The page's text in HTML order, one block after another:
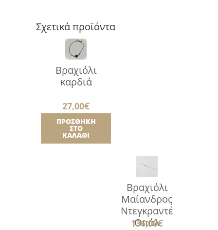
Σχετικά προϊόντα
Βραχιόλι
καρδιά
27,00€
ΠΡΟΣΘΉΚΗ
ΣΤΟ
ΚΑΛΆΘΙ
Βραχιόλι
Μαίανδρος
Ντεγκραντέ
Οπάλ
136,00€